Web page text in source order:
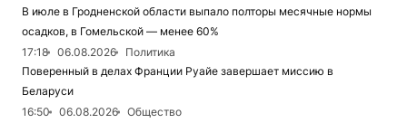
В июле в Гродненской области выпало полторы месячные нормы
осадков, в Гомельской — менее 60%
17:18
06.08.2026
Политика
Поверенный в делах Франции Руайе завершает миссию в
Беларуси
16:50
06.08.2026
Общество